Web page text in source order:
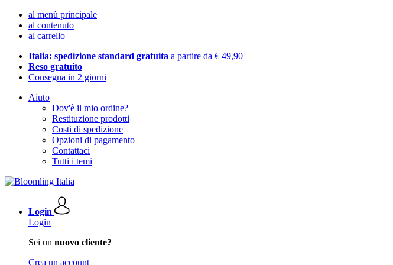
al menù principale
al contenuto
al carrello
Italia: spedizione standard gratuita a partire da € 49,90
Reso gratuito
Consegna in 2 giorni
Aiuto
Dov'è il mio ordine?
Restituzione prodotti
Costi di spedizione
Opzioni di pagamento
Contattaci
Tutti i temi
Login
Login
Sei un nuovo cliente?
Crea un account